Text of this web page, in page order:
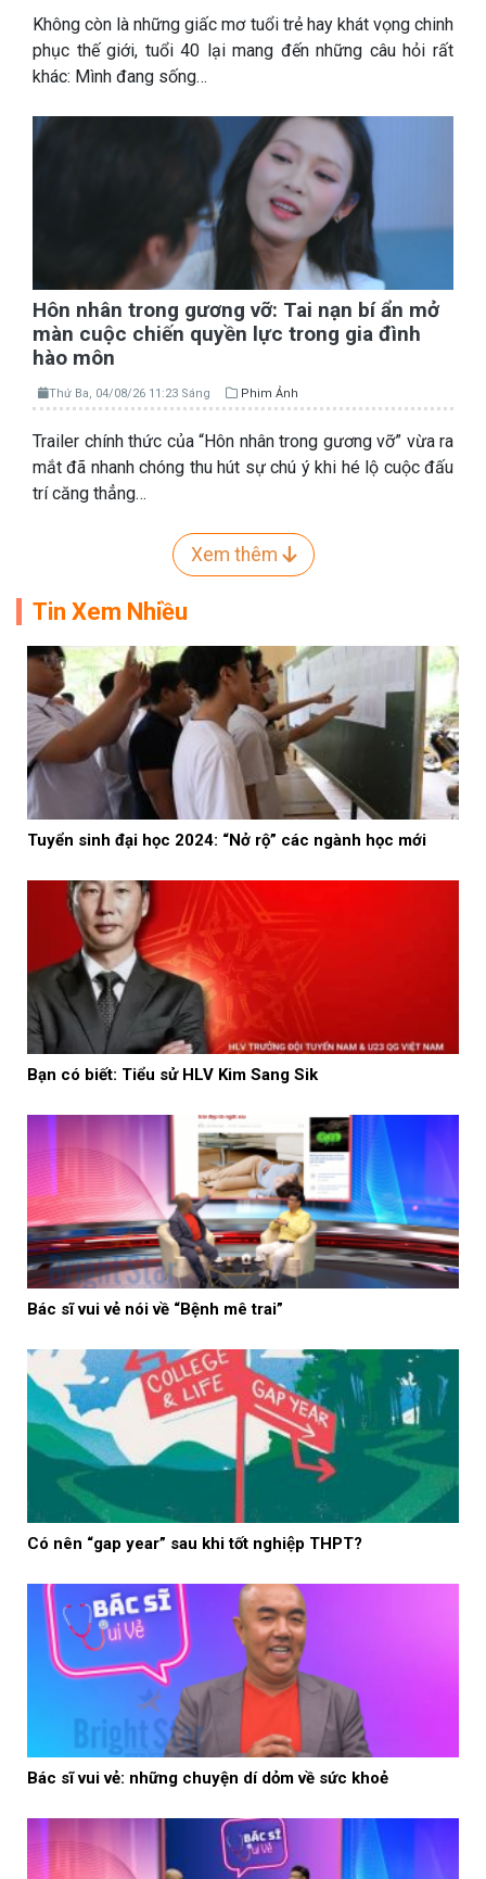
Không còn là những giấc mơ tuổi trẻ hay khát vọng chinh
phục thế giới, tuổi 40 lại mang đến những câu hỏi rất
khác: Mình đang sống…
Hôn nhân trong gương vỡ: Tai nạn bí ẩn mở
màn cuộc chiến quyền lực trong gia đình
hào môn
Thứ Ba, 04/08/26 11:23 Sáng Phim Ảnh
Trailer chính thức của “Hôn nhân trong gương vỡ” vừa ra
mắt đã nhanh chóng thu hút sự chú ý khi hé lộ cuộc đấu
trí căng thẳng…
Xem thêm
Tin Xem Nhiều
Tuyển sinh đại học 2024: “Nở rộ” các ngành học mới
Bạn có biết: Tiểu sử HLV Kim Sang Sik
Bác sĩ vui vẻ nói về “Bệnh mê trai”
Có nên “gap year” sau khi tốt nghiệp THPT?
Bác sĩ vui vẻ: những chuyện dí dỏm về sức khoẻ